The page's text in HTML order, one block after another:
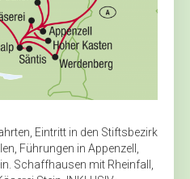
Eintritt in den Stiftsbezirk
Führungen in Appenzell,
Schaffhausen mit Rheinfall,